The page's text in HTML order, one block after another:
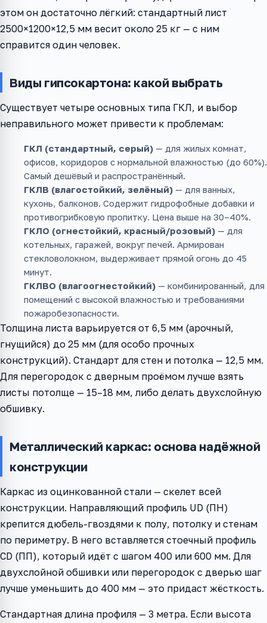
этом он достаточно лёгкий: стандартный лист
2500×1200×12,5 мм весит около 25 кг — с ним
справится один человек.
Виды гипсокартона: какой выбрать
Существует четыре основных типа ГКЛ, и выбор
неправильного может привести к проблемам:
ГКЛ (стандартный, серый) — для жилых комнат,
офисов, коридоров с нормальной влажностью (до 60%).
Самый дешёвый и распространённый.
ГКЛВ (влагостойкий, зелёный) — для ванных,
кухонь, балконов. Содержит гидрофобные добавки и
противогрибковую пропитку. Цена выше на 30–40%.
ГКЛО (огнестойкий, красный/розовый) — для
котельных, гаражей, вокруг печей. Армирован
стекловолокном, выдерживает прямой огонь до 45
минут.
ГКЛВО (влагоогнестойкий) — комбинированный, для
помещений с высокой влажностью и требованиями
пожаробезопасности.
Толщина листа варьируется от 6,5 мм (арочный,
гнущийся) до 25 мм (для особо прочных
конструкций). Стандарт для стен и потолка — 12,5 мм.
Для перегородок с дверным проёмом лучше взять
листы потолще — 15–18 мм, либо делать двухслойную
обшивку.
Металлический каркас: основа надёжной
конструкции
Каркас из оцинкованной стали — скелет всей
конструкции. Направляющий профиль UD (ПН)
крепится дюбель-гвоздями к полу, потолку и стенам
по периметру. В него вставляется стоечный профиль
CD (ПП), который идёт с шагом 400 или 600 мм. Для
двухслойной обшивки или перегородок с дверью шаг
лучше уменьшить до 400 мм — это придаст жёсткость.
Стандартная длина профиля — 3 метра. Если высота